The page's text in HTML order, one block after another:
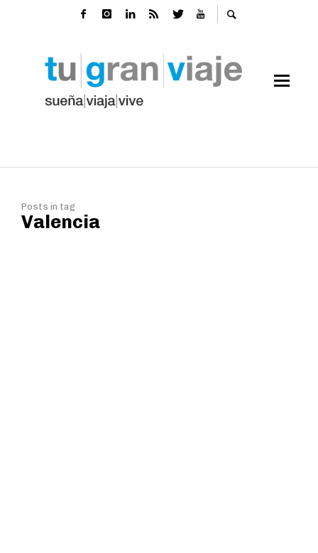
Posts in tag
Valencia